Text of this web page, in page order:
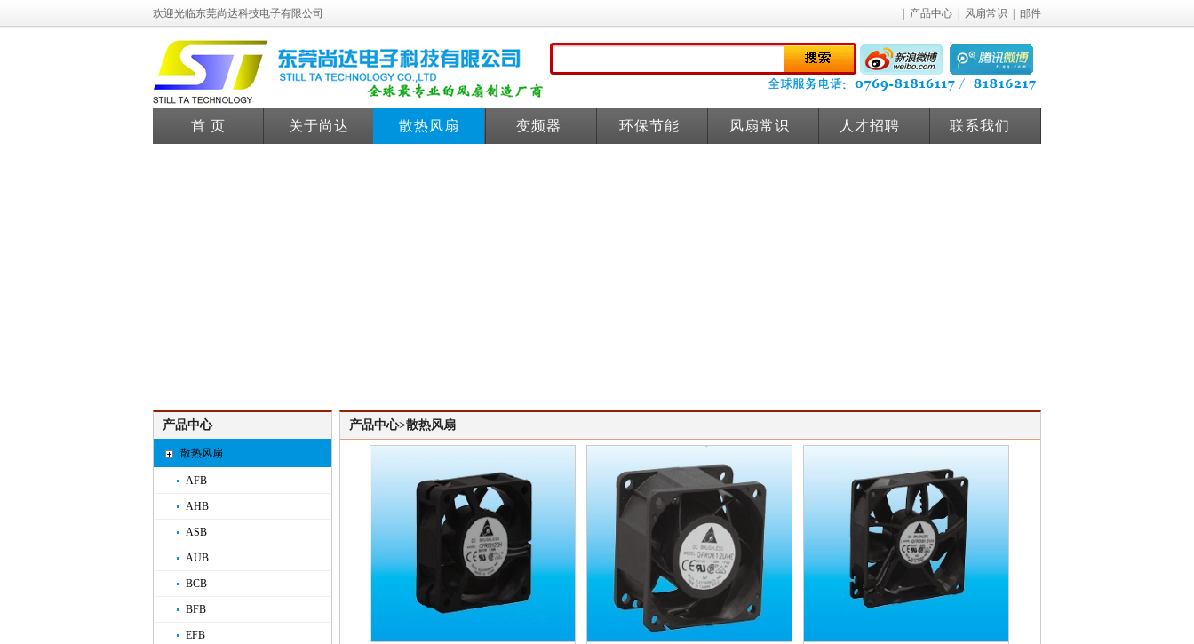
欢迎光临东莞尚达科技电子有限公司 产品中心 风扇常识 邮件
首 页 关于尚达 散热风扇 变频器 环保节能 风扇常识 人才招聘 联系我们
产品中心
散热风扇
AFB
AHB
ASB
AUB
BCB
BFB
EFB
产品中心>散热风扇